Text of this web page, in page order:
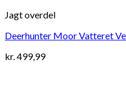
Jagt overdel
Deerhunter Moor Vatteret
kr.499,99